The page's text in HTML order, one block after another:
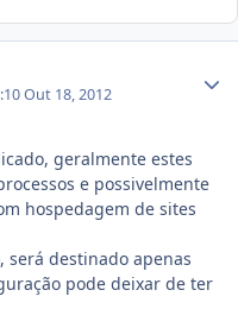
Out 18, 2012
geralmente estes
e possivelmente
hospedagem de sites
será destinado apenas
pode deixar de ter